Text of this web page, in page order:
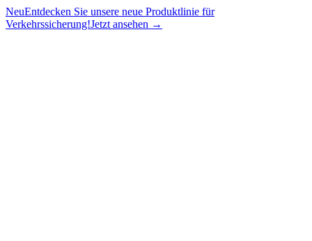
NeuEntdecken Sie unsere neue Produktlinie für
Verkehrssicherung!Jetzt ansehen →